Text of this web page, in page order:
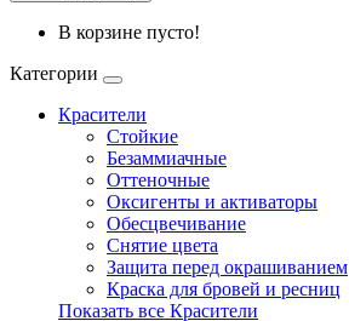
В корзине пусто!
Категории
Красители
Стойкие
Безаммиачные
Оттеночные
Оксигенты и активаторы
Обесцвечивание
Снятие цвета
Защита перед окрашиванием
Краска для бровей и ресниц
Показать все Красители